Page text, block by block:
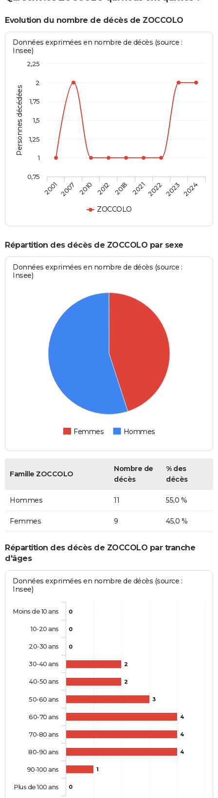
Evolution du nombre de décès de ZOCCOLO
Personnes décédées
Données exprimées en nombre de décès (source :
Insee)
ZOCCOLO
2001 2007 2010 2012 2018 20212022 2023 2024
0,75
1
1,25
1,5
1,75
2
2,25
Répartition des décès de ZOCCOLO par sexe
Données exprimées en nombre de décès (source :
Insee)
Femmes Hommes
Famille ZOCCOLO
Nombre de
décès
% des
décès
Hommes 11 55,0 %
Femmes 9 45,0 %
Répartition des décès de ZOCCOLO par tranche
d'âges
Données exprimées en nombre de décès (source :
Insee)
0
0
0
2
2
3
4
4
4
1
0
Moins de 10 ans
10-20 ans
20-30 ans
30-40 ans
40-50 ans
50-60 ans
60-70 ans
70-80 ans
80-90 ans
90-100 ans
Plus de 100 ans